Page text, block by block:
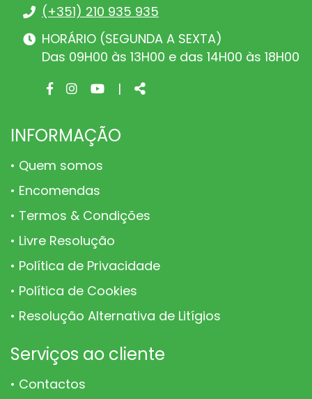
(+351) 210 935 935
HORÁRIO (SEGUNDA A SEXTA)
Das 09H00 às 13H00 e das 14H00 às 18H00
Facebook
Instagram
Youtube
| Share
INFORMAÇÃO
Quem somos
Encomendas
Termos & Condições
Livre Resolução
Política de Privacidade
Política de Cookies
Resolução Alternativa de Litígios
Serviços ao cliente
Contactos